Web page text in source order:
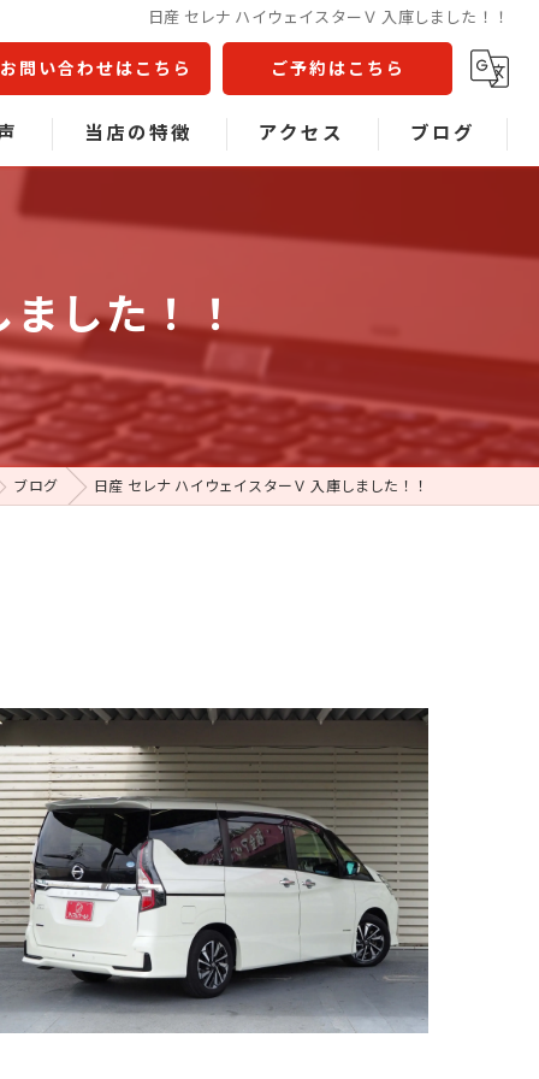
日産 セレナ ハイウェイスターＶ 入庫しました！！
お問い合わせはこちら ご予約はこちら
当店の特徴
不動車
中古車販売
板金塗装
アクセス ブログ
した！！
ブログ 日産 セレナ ハイウェイスターＶ 入庫しました！！